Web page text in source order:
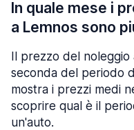
In quale mese i
a Lemnos sono
Il prezzo del
seconda del periodo
mostra i prezzi medi
scoprire qual è il
un'auto.